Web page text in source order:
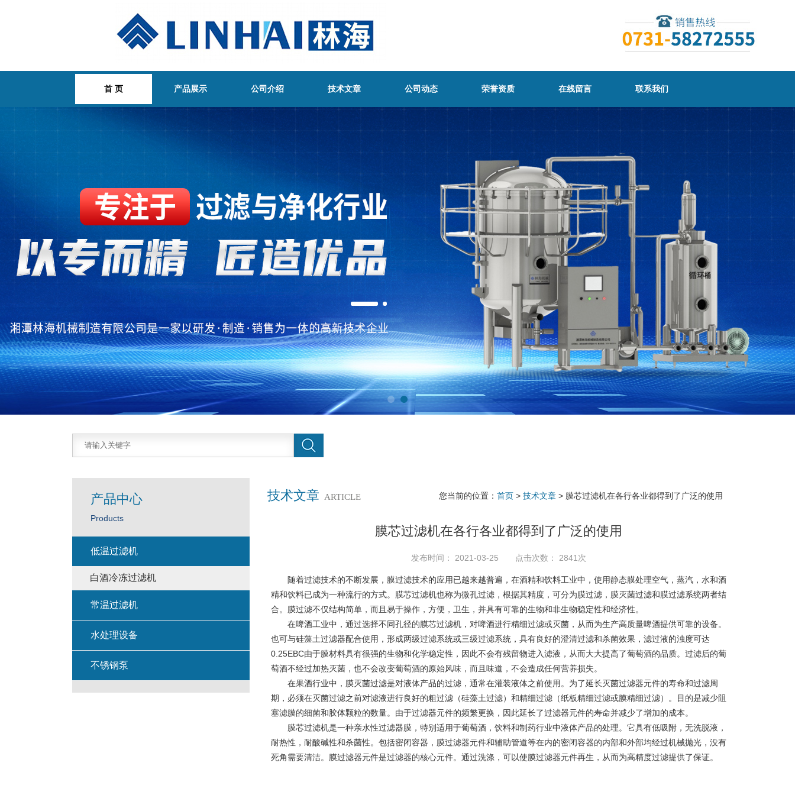
首 页 产品展示 公司介绍 技术文章 公司动态 荣誉资质 在线留言 联系我们
技术文章 ARTICLE 您当前的位置： 首页 > 技术文章 > 膜芯过滤机在各行各业都得到了广泛的使用
膜芯过滤机在各行各业都得到了广泛的使用
发布时间： 2021-03-25 点击次数： 2841次
随着过滤技术的不断发展，膜过滤技术的应用已越来越普遍，在酒精和饮料工业中，使用静态膜处理空气，蒸汽，水和酒
精和饮料已成为一种流行的方式。膜芯过滤机也称为微孔过滤，根据其精度，可分为膜过滤，膜灭菌过滤和膜过滤系统两者结
合。膜过滤不仅结构简单，而且易于操作，方便，卫生，并具有可靠的生物和非生物稳定性和经济性。
在啤酒工业中，通过选择不同孔径的膜芯过滤机，对啤酒进行精细过滤或灭菌，从而为生产高质量啤酒提供可靠的设备。
也可与硅藻土过滤器配合使用，形成两级过滤系统或三级过滤系统，具有良好的澄清过滤和杀菌效果，滤过液的浊度可达
0.25EBC由于膜材料具有很强的生物和化学稳定性，因此不会有残留物进入滤液，从而大大提高了葡萄酒的品质。过滤后的葡
萄酒不经过加热灭菌，也不会改变葡萄酒的原始风味，而且味道，不会造成任何营养损失。
在果酒行业中，膜灭菌过滤是对液体产品的过滤，通常在灌装液体之前使用。为了延长灭菌过滤器元件的寿命和过滤周
期，必须在灭菌过滤之前对滤液进行良好的粗过滤（硅藻土过滤）和精细过滤（纸板精细过滤或膜精细过滤）。目的是减少阻
塞滤膜的细菌和胶体颗粒的数量。由于过滤器元件的频繁更换，因此延长了过滤器元件的寿命并减少了增加的成本。
膜芯过滤机是一种亲水性过滤器膜，特别适用于葡萄酒，饮料和制药行业中液体产品的处理。它具有低吸附，无洗脱液，
耐热性，耐酸碱性和杀菌性。包括密闭容器，膜过滤器元件和辅助管道等在内的密闭容器的内部和外部均经过机械抛光，没有
死角需要清洁。膜过滤器元件是过滤器的核心元件。通过洗涤，可以使膜过滤器元件再生，从而为高精度过滤提供了保证。
产品中心
Products
低温过滤机
白酒冷冻过滤机
常温过滤机
水处理设备
不锈钢泵